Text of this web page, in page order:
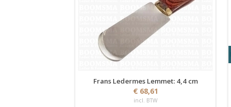
Frans Ledermes Lemmet: 4,4 cm
€ 68,61
incl. BTW